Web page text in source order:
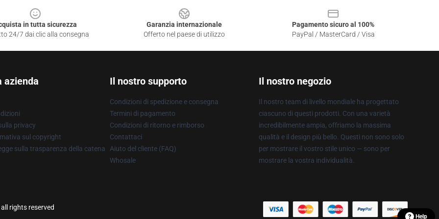
in tutta sicurezza
24/7 dai clic alla consegna
Garanzia internazionale
Offerto nel paese di utilizzo
Pagamento sicuro al 100%
PayPal / MasterCard / Visa
azienda
privacy
sul copyright
sulla trasparenza della catena
Il nostro supporto
Condizioni di spedizione e consegna
Termini di pagamento
Condizioni di ritorno e rimborso
Contattaci
Aiuto del cliente (FAQ)
Whosale
Il nostro negozio
Il nostro team di livello mondiale ha progettato
ciascuno di questi prodotti. Con una varietà
incredibilmente ampia, offriamo la massima
qualità e il design più bello. Questi non sono solo
per mostrare il vostro stile unico — sono per
mostrare la vostra individualità.
rights reserved
Help